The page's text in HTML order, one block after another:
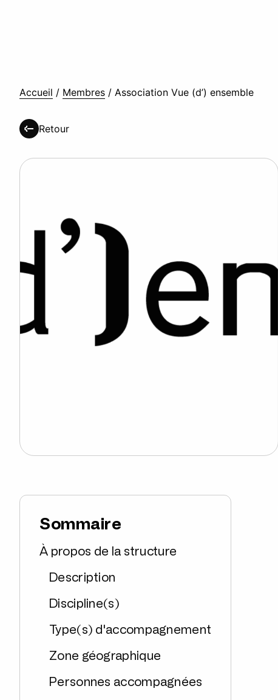
Accueil / Membres / Association Vue (d’) ensemble
Retour
Sommaire
À propos de la structure
Description
Discipline(s)
Type(s) d'accompagnement
Zone géographique
Personnes accompagnées